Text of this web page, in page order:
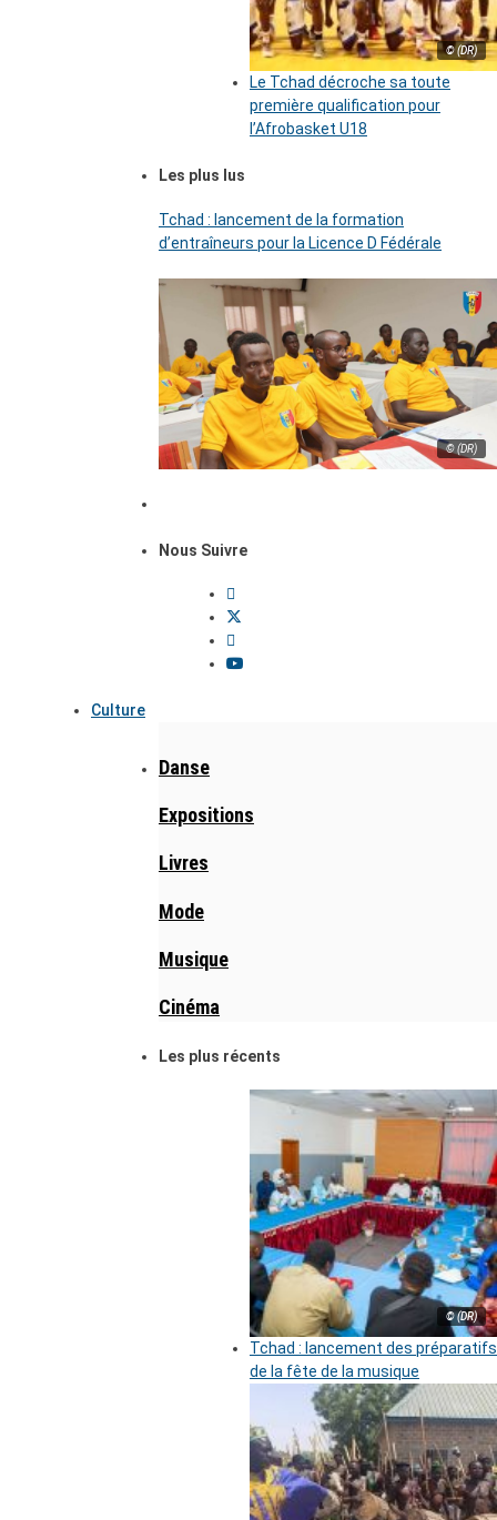
© (DR)
Le Tchad décroche sa toute
première qualification pour
l’Afrobasket U18
Les plus lus
Tchad : lancement de la formation
d’entraîneurs pour la Licence D Fédérale
© (DR)
Nous Suivre
Culture
Danse
Expositions
Livres
Mode
Musique
Cinéma
Les plus récents
© (DR)
Tchad : lancement des préparatifs
de la fête de la musique